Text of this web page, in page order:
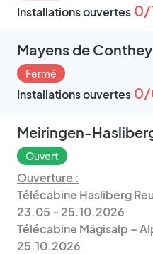
Installations ouvertes 0/
Mayens de Conthey
Fermé
Installations ouvertes 0/
Meiringen-
Ouvert
Ouverture :
Télécabine Hasliberg
23.05 - 25.10.2026
Télécabine Mägisalp –
25.10.2026